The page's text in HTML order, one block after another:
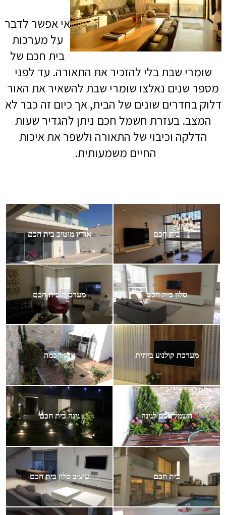
אי אפשר לדבר
על מערכות
בית חכם של
שומרי שבת בלי להזכיר את התאורה. עד לפני
מספר שנים נאלצו שומרי שבת להשאיר את האור
דלוק בחדרים שונים של הבית, אך כיום זה כבר לא
המצב. בעזרת חשמל חכם ניתן להגדיר שעות
הדלקה וכיבוי של התאורה ולשפר את איכות
החיים משמעותית.
בית חכם אודיו מוטיב בית חכם
סלון בית חכם מערכות בית חכם
מערכת קולנוע ביתית גינה חכמה
חשמל חכם לגינה גינה בית חכם
בית חכם עיצוב סלון בית חכם